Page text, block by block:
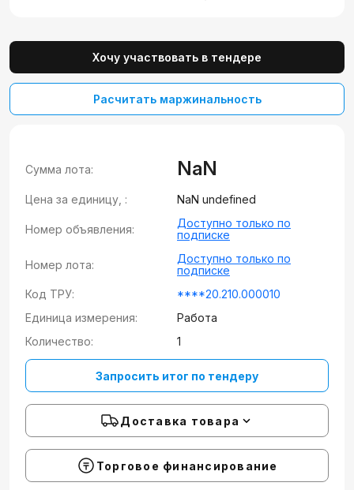
Хочу участвовать в тендере
Расчитать маржинальность
Сумма лота: NaN
Цена за единицу, : NaN undefined
Номер объявления:
Доступно только по
подписке
Номер лота:
Доступно только по
подписке
Код ТРУ:
****20.210.000010
Единица измерения:
Работа
Количество:
1
Запросить итог по тендеру
Доставка товара
Торговое финансирование